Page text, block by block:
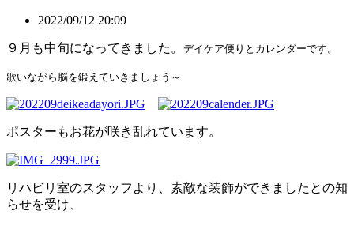
2022/09/12 20:09
９月も中旬になってきました。 デイケア便りとカレンダーです。
歌いながら脳を鍛えていきましょう～
ポスターもお花が咲き乱れています。
リハビリ室のスタッフより、素敵な装飾ができましたとの知
らせを受け、